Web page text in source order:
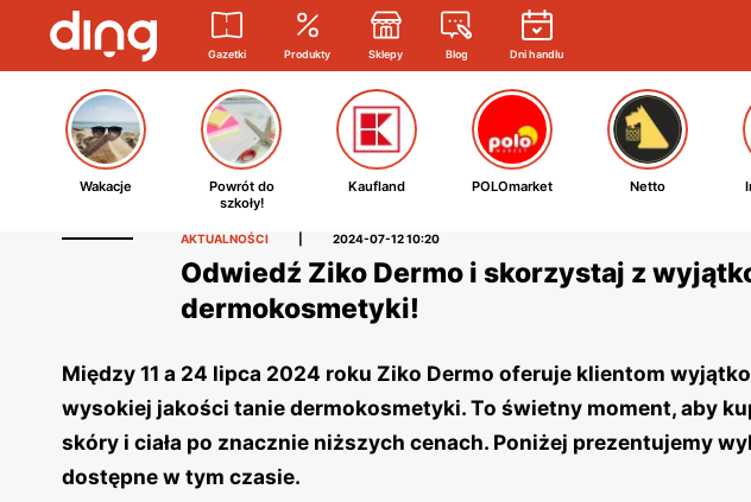
Gazetki Produkty Sklepy Blog Dni handlu
Wakacje
Powrót do
szkoły!
Kaufland POLOmarket Netto
AKTUALNOŚCI 2024-07-12 10:20
Odwiedź Ziko Dermo i skorzystaj z
dermokosmetyki!
Między 11 a 24 lipca 2024 roku Ziko Dermo oferuje klientom
wysokiej jakości tanie dermokosmetyki. To świetny moment, aby
skóry i ciała po znacznie niższych cenach. Poniżej prezentujemy
dostępne w tym czasie.